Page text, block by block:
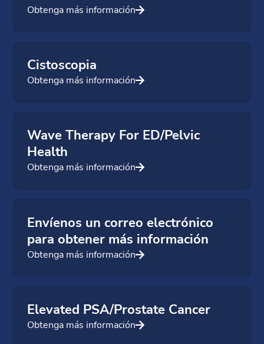
Obtenga más información
Cistoscopia
Obtenga más información
Wave Therapy For ED/Pelvic
Health
Obtenga más información
Envíenos un correo electrónico
para obtener más información
Obtenga más información
Elevated PSA/Prostate Cancer
Obtenga más información